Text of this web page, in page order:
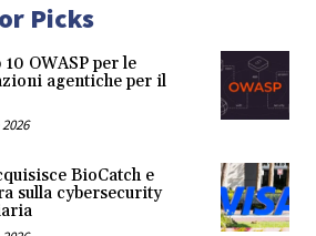
Picks
OWASP per le
agentiche per il
BioCatch e
sulla cybersecurity